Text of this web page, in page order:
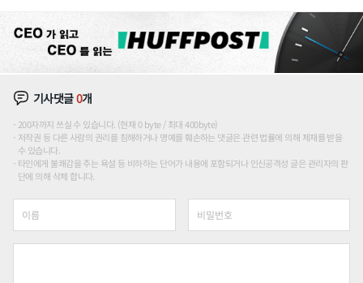
기사댓글0개
200자까지 쓰실 수 있습니다. (현재 0 byte / 최대 400byte)
저작권 등 다른 사람의 권리를 침해하거나 명예를 훼손하는 댓글은 관련 법률에 의해 제재를 받을
수 있습니다.
타인에게 불쾌감을 주는 욕설 등 비하하는 단어가 내용에 포함되거나 인신공격성 글은 관리자의 판
단에 의해 삭제 합니다.